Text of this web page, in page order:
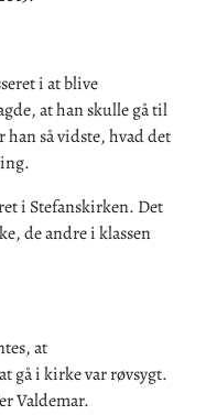
i at blive
at han skulle gå til
så vidste, hvad det
i Stefanskirken. Det
de andre i klassen
at
gå i kirke var røvsygt.
Valdemar.